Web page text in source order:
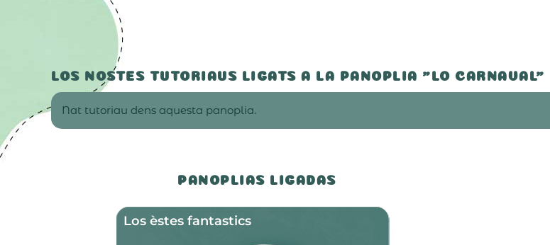
LOS NOSTES TUTORIAUS LIGATS A LA PANOPLIA "LO CARNAVAL"
Nat tutoriau dens aquesta panoplia.
PANOPLIAS LIGADAS
Los èstes fantastics